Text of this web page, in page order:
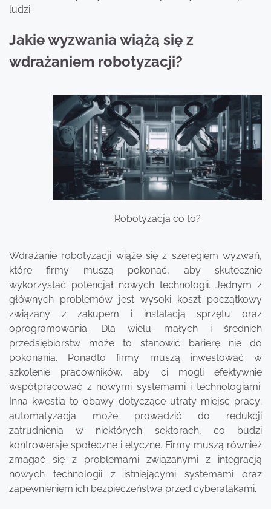
ludzi.
Jakie wyzwania wiążą się z
wdrażaniem robotyzacji?
Robotyzacja co to?
Wdrażanie robotyzacji wiąże się z szeregiem wyzwań,
które firmy muszą pokonać, aby skutecznie
wykorzystać potencjał nowych technologii. Jednym z
głównych problemów jest wysoki koszt początkowy
związany z zakupem i instalacją sprzętu oraz
oprogramowania. Dla wielu małych i średnich
przedsiębiorstw może to stanowić barierę nie do
pokonania. Ponadto firmy muszą inwestować w
szkolenie pracowników, aby ci mogli efektywnie
współpracować z nowymi systemami i technologiami.
Inna kwestia to obawy dotyczące utraty miejsc pracy;
automatyzacja może prowadzić do redukcji
zatrudnienia w niektórych sektorach, co budzi
kontrowersje społeczne i etyczne. Firmy muszą również
zmagać się z problemami związanymi z integracją
nowych technologii z istniejącymi systemami oraz
zapewnieniem ich bezpieczeństwa przed cyberatakami.